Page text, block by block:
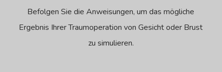
Befolgen Sie die Anweisungen, um das mögliche
Ergebnis Ihrer Traumoperation von Gesicht oder Brust
zu simulieren.